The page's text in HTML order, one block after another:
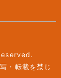
・転載を禁じ